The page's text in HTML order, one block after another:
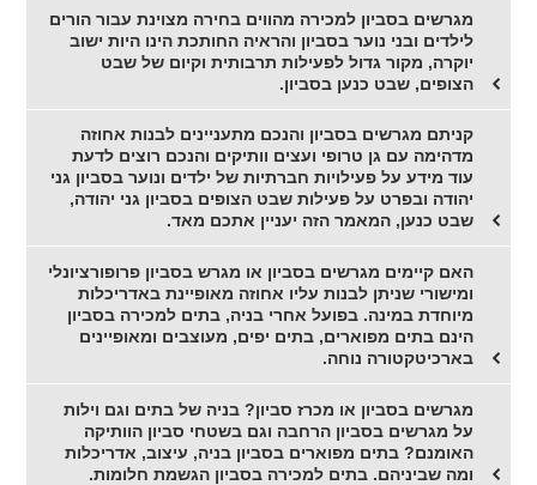
מגרשים בסביון למכירה מהווים בחירה מצוינת עבור הורים
לילדים ובני נוער בסביון והראיה החותכת הינו היות ישוב
יוקרה, מקור גדול לפעילות תרבותית וקיום של שבט
הצופים, שבט כנען בסביון.
קניתם מגרשים בסביון והנכם מתעניינים לבנות אחוזה
מדהימה עם גן טרופי ועצים וותיקים והנכם רוצים לדעת
עוד מידע על פעילויות חברתיות של ילדים ונוער בסביון גני
יהודה ובפרט על פעילות שבט הצופים בסביון גני יהודה,
שבט כנען, המאמר הזה יעניין אתכם מאד.
האם קיימים מגרשים בסביון או מגרש בסביון פרופורציונלי
ומישורי שניתן לבנות עליו אחוזה מאופיינת באדריכלות
מיוחדת במינה. בפועל אחרי בניה, בתים למכירה בסביון
הינם בתים מפוארים, בתים יפים, מעוצבים ומאופיינים
בארכיטקטורה נוחה.
מגרשים בסביון או מכרז סביון? בניה של בתים וגם וילות
על מגרשים בסביון הרחבה וגם בשטחי סביון הוותיקה
האומנם? בתים מפוארים בסביון בניה, עיצוב, אדריכלות
ומה שביניהם. בתים למכירה בסביון הגשמת חלומות.